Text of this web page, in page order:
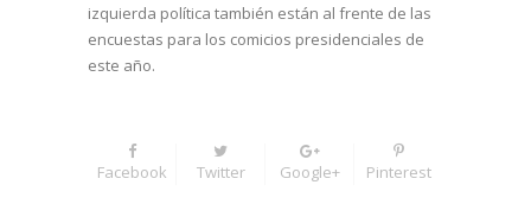
izquierda política también están al frente de las
encuestas para los comicios presidenciales de
este año.
Facebook Twitter Google+ Pinterest